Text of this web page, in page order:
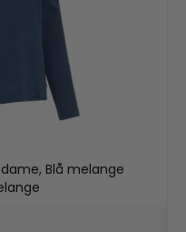
Blå melange